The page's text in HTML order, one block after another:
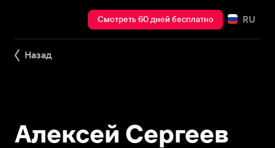
Смотреть 60 дней бесплатно RU
Назад
Алексей Сергеев